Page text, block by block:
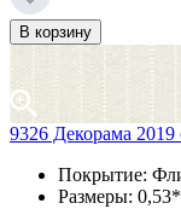
В корзину
9326 Декорама
Покрытие:
Размеры: